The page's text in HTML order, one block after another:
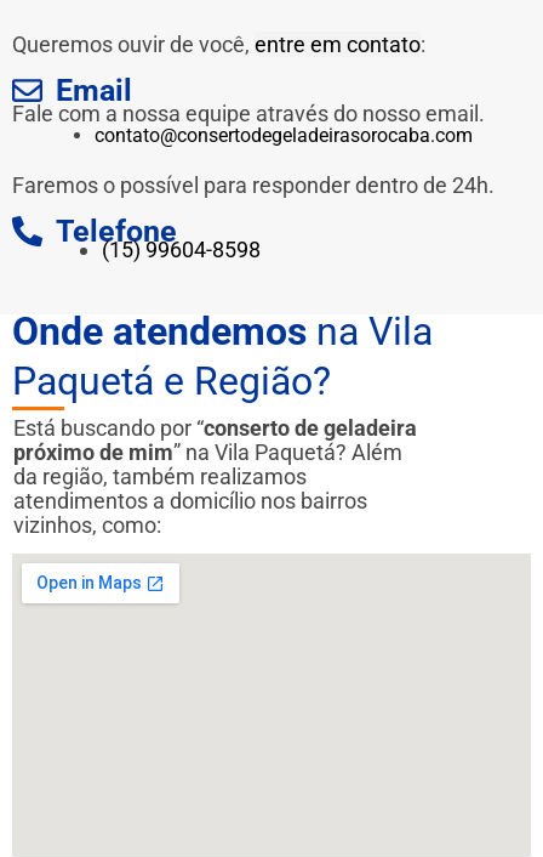
Queremos ouvir de você, entre em contato:
Email
Fale com a nossa equipe através do nosso email.
contato@consertodegeladeirasorocaba.com
Faremos o possível para responder dentro de 24h.
Telefone
(15) 99604-8598
Onde atendemos na Vila
Paquetá e Região?
Está buscando por “conserto de geladeira
próximo de mim” na Vila Paquetá? Além
da região, também realizamos
atendimentos a domicílio nos bairros
vizinhos, como: